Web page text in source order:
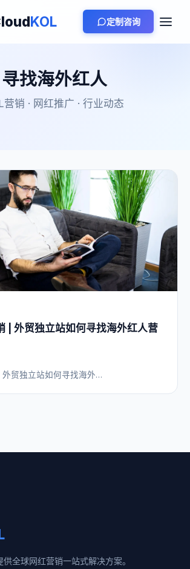
KOL 定制咨询
寻找海外红人
营销 · 网红推广 · 行业动态
| 外贸独立站如何寻找海外红人营
贸独立站如何寻找海外…
全球网红营销一站式解决方案。